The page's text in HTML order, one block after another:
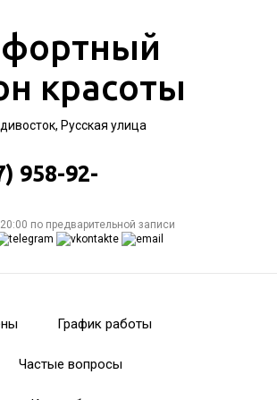
красоты
Русская улица
958-92-
по предварительной записи
График работы
Частые вопросы